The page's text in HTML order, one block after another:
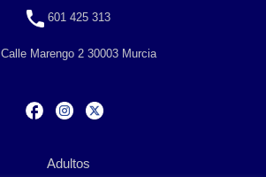
601 425 313
Calle Marengo 2 30003 Murcia
Adultos